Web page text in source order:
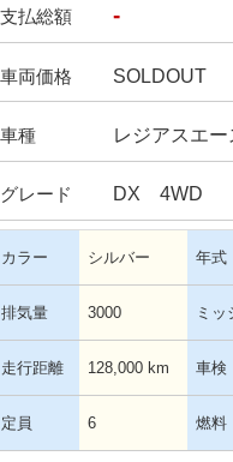
支払総額 -
車両価格 SOLDOUT
車種 レジアスエー
グレード DX 4WD
カラー シルバー 年式
排気量 3000 ミッ
走行距離 128,000 km 車検
定員 6 燃料